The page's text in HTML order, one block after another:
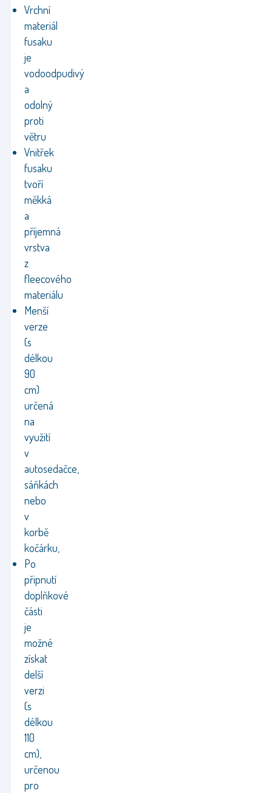
Vrchní
materiál
fusaku
je
vodoodpudivý
a
odolný
proti
větru
Vnitřek
fusaku
tvoří
měkká
a
příjemná
vrstva
z
fleecového
materiálu
Menší
verze
(s
délkou
90
cm)
určená
na
využití
v
autosedačce,
sáňkách
nebo
v
korbě
kočárku,
Po
připnutí
doplňkové
části
je
možné
získat
delší
verzi
(s
délkou
110
cm),
určenou
pro